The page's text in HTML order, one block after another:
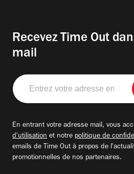
Recevez Time Out
mail
Entrez
votre
adresse
En entrant votre adresse mail, vous
d'utilisation et notre politique de
emails de Time Out à propos de
promotionnelles de nos partenaires.